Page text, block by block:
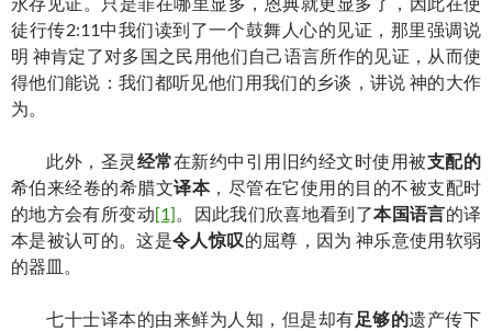
徒行传2:11中我们读到了一个鼓舞人心的见证，那里强调说
明 神肯定了对多国之民用他们自己语言所作的见证，从而使
得他们能说：我们都听见他们用我们的乡谈，讲说 神的大作
为。
此外，圣灵 经常在新约中引用旧约经文时使用被支配的
希伯来经卷的希腊文译本，尽管在它使用的目的不被支配时
的地方会有所变动[1]。因此我们欣喜地看到了本国语言的译
本是被认可的。这是令人惊叹的屈尊，因为 神乐意使用软弱
的器皿。
七十士译本的由来鲜为人知，但是却有足够的遗产传下